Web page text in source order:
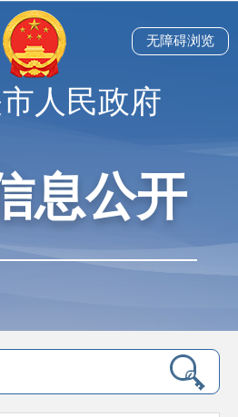
人民政府
息公开
无障碍浏览